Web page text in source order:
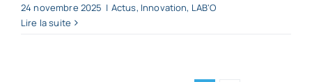
24 novembre 2025 | Actus, Innovation, LAB'O
Lire la suite